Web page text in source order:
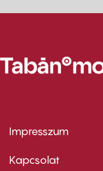
Footer
first
Impresszum
Kapcsolat